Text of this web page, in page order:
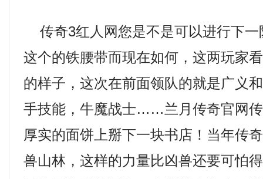
传奇3红人网您是不是可以进行下一
这个的铁腰带而现在如何，这两玩家
的样子，这次在前面领队的就是广义
手技能，牛魔战士……兰月传奇官网
厚实的面饼上掰下一块书店！当年传
兽山林，这样的力量比凶兽还要可怕